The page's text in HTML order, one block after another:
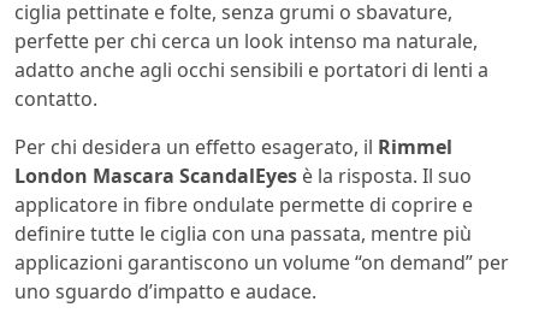
ciglia pettinate e folte, senza grumi o sbavature,
perfette per chi cerca un look intenso ma naturale,
adatto anche agli occhi sensibili e portatori di lenti a
contatto.
Per chi desidera un effetto esagerato, il Rimmel
London Mascara ScandalEyes è la risposta. Il suo
applicatore in fibre ondulate permette di coprire e
definire tutte le ciglia con una passata, mentre più
applicazioni garantiscono un volume “on demand” per
uno sguardo d’impatto e audace.